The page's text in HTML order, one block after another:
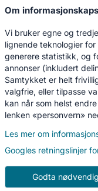
Produktdatablad
integrert
med damp sort
18.999,-
Kjøp
Om
Vi bruker egne og
lignende teknologier
generere statistikk, og
annonser (inkludert
Samtykket er helt
valgfrie, eller tilpasse
kan når som helst
lenken «personvern»
Les mer om
Googles retningslinjer
Godta nødvendig